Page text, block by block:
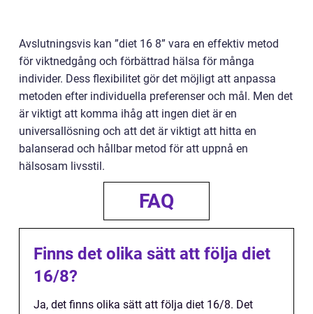
Avslutningsvis kan ”diet 16 8” vara en effektiv metod
för viktnedgång och förbättrad hälsa för många
individer. Dess flexibilitet gör det möjligt att anpassa
metoden efter individuella preferenser och mål. Men det
är viktigt att komma ihåg att ingen diet är en
universallösning och att det är viktigt att hitta en
balanserad och hållbar metod för att uppnå en
hälsosam livsstil.
FAQ
Finns det olika sätt att följa diet
16/8?
Ja, det finns olika sätt att följa diet 16/8. Det